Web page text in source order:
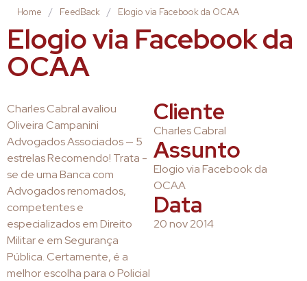
Home / FeedBack / Elogio via Facebook da OCAA
Elogio via Facebook da
OCAA
Charles Cabral avaliou
Oliveira Campanini
Advogados Associados — 5
estrelas Recomendo! Trata -
se de uma Banca com
Advogados renomados,
competentes e
especializados em Direito
Militar e em Segurança
Pública. Certamente, é a
melhor escolha para o Policial
Cliente
Charles Cabral
Assunto
Elogio via Facebook da
OCAA
Data
20 nov 2014